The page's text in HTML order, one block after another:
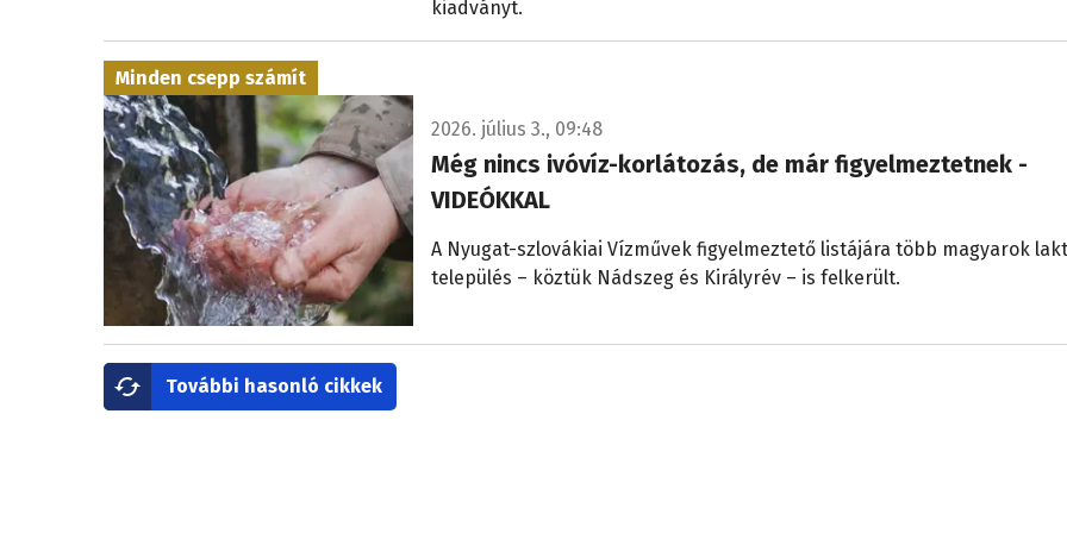
kiadványt.
Minden csepp számít
2026. július 3., 09:48
Még nincs ivóvíz-korlátozás, de már figyelmeztetnek -
VIDEÓKKAL
A Nyugat-szlovákiai Vízművek figyelmeztető listájára több magyarok
település – köztük Nádszeg és Királyrév – is felkerült.
További hasonló cikkek